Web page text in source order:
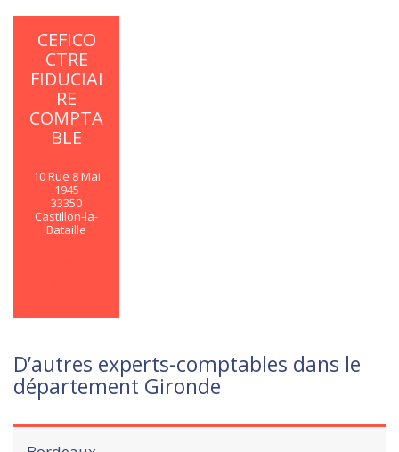
CEFICO
CTRE
FIDUCIAI
RE
COMPTA
BLE
10 Rue 8 Mai
1945
33350
Castillon-la-
Bataille
D’autres experts-comptables dans le
département Gironde